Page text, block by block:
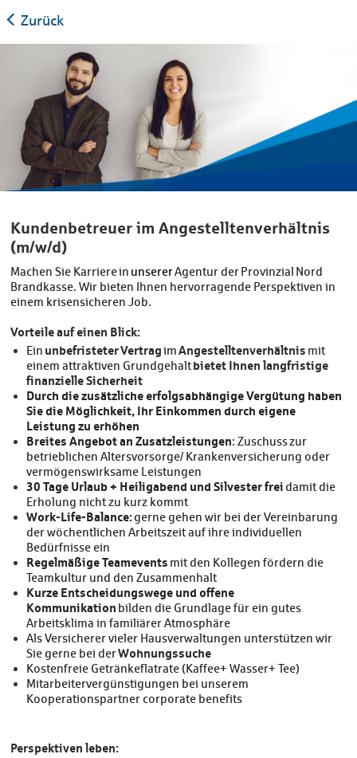
Zurück
Kundenbetreuer im Angestelltenverhältnis
(m/w/d)
Machen Sie Karriere in unsererAgentur der Provinzial Nord
Brandkasse. Wir bieten Ihnen hervorragende Perspektiven in
einem krisensicheren Job.
Vorteile auf einen Blick:
Ein unbefristeterVertragimAngestelltenverhältnis mit
einem attraktiven Grundgehaltbietet Ihnen langfristige
finanzielle Sicherheit
Durch die zusätzliche erfolgsabhängige Vergütung haben
Sie die Möglichkeit, Ihr Einkommen durch eigene
Leistung zu erhöhen
Breites Angebot an Zusatzleistungen: Zuschuss zur
betrieblichen Altersvorsorge/ Krankenversicherung oder
vermögenswirksame Leistungen
30 Tage Urlaub + Heiligabend und Silvester frei damit die
Erholung nicht zu kurz kommt
Work-Life-Balance:gerne gehen wir bei der Vereinbarung
der wöchentlichen Arbeitszeit auf ihre individuellen
Bedürfnisse ein
Regelmäßige Teamevents mit den Kollegen fördern die
Teamkultur und den Zusammenhalt
Kurze Entscheidungswege und offene
Kommunikation bilden die Grundlage für ein gutes
Arbeitsklima in familiärer Atmosphäre
Als Versicherer vieler Hausverwaltungen unterstützen wir
Sie gerne bei derWohnungssuche
Kostenfreie Getränkeflatrate (Kaffee+ Wasser+ Tee)
Mitarbeitervergünstigungen bei unserem
Kooperationspartner corporate benefits
Perspektiven leben: